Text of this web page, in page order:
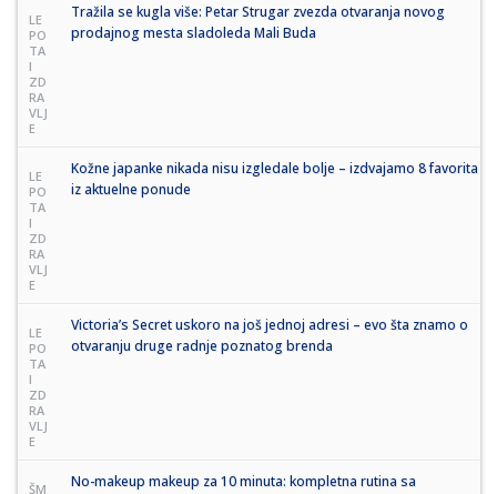
LE
PO
TA
I
ZD
RA
VLJ
E
Tražila se kugla više: Petar Strugar zvezda otvaranja novog
prodajnog mesta sladoleda Mali Buda
LE
PO
TA
I
ZD
RA
VLJ
E
Kožne japanke nikada nisu izgledale bolje – izdvajamo 8 favorita
iz aktuelne ponude
LE
PO
TA
I
ZD
RA
VLJ
E
Victoria’s Secret uskoro na još jednoj adresi – evo šta znamo o
otvaranju druge radnje poznatog brenda
ŠM
No-makeup makeup za 10 minuta: kompletna rutina sa